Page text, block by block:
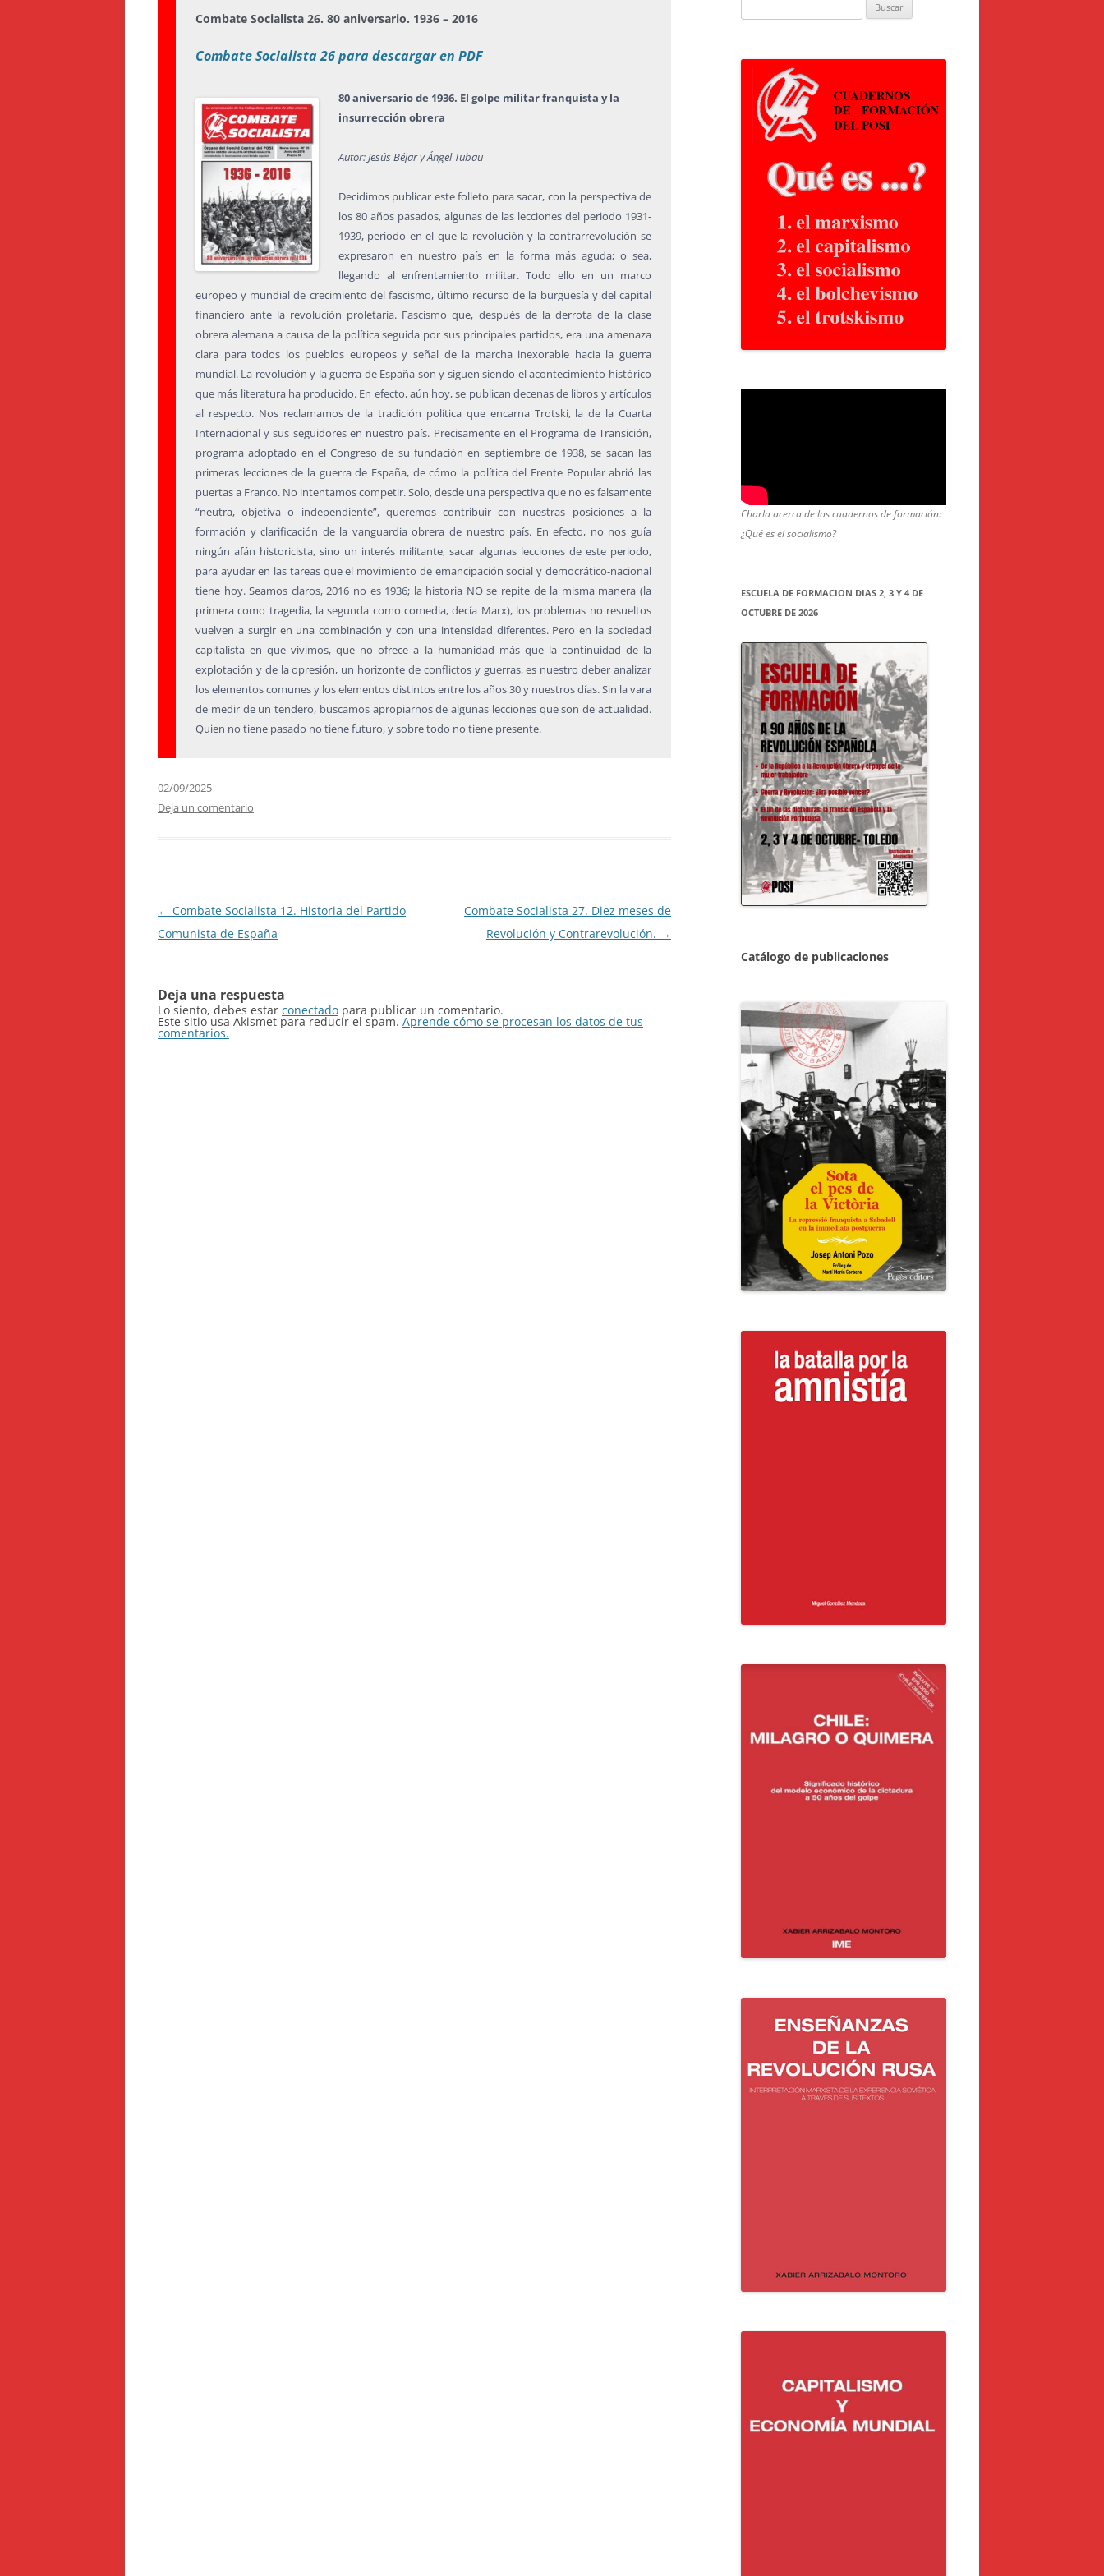
Combate Socialista 26. 80 aniversario. 1936 – 2016
Combate Socialista 26 para descargar en PDF
80 aniversario de 1936. El golpe militar franquista y la
insurrección obrera
Autor: Jesús Béjar y Ángel Tubau
Decidimos publicar este folleto para sacar, con la perspectiva de
los 80 años pasados, algunas de las lecciones del periodo 1931-
1939, periodo en el que la revolución y la contrarrevolución se
expresaron en nuestro país en la forma más aguda; o sea,
llegando al enfrentamiento militar. Todo ello en un marco
europeo y mundial de crecimiento del fascismo, último recurso de la burguesía y del capital
financiero ante la revolución proletaria. Fascismo que, después de la derrota de la clase
obrera alemana a causa de la política seguida por sus principales partidos, era una amenaza
clara para todos los pueblos europeos y señal de la marcha inexorable hacia la guerra
mundial. La revolución y la guerra de España son y siguen siendo el acontecimiento histórico
que más literatura ha producido. En efecto, aún hoy, se publican decenas de libros y artículos
al respecto. Nos reclamamos de la tradición política que encarna Trotski, la de la Cuarta
Internacional y sus seguidores en nuestro país. Precisamente en el Programa de Transición,
programa adoptado en el Congreso de su fundación en septiembre de 1938, se sacan las
primeras lecciones de la guerra de España, de cómo la política del Frente Popular abrió las
puertas a Franco. No intentamos competir. Solo, desde una perspectiva que no es falsamente
“neutra, objetiva o independiente”, queremos contribuir con nuestras posiciones a la
formación y clarificación de la vanguardia obrera de nuestro país. En efecto, no nos guía
ningún afán historicista, sino un interés militante, sacar algunas lecciones de este periodo,
para ayudar en las tareas que el movimiento de emancipación social y democrático-nacional
tiene hoy. Seamos claros, 2016 no es 1936; la historia NO se repite de la misma manera (la
primera como tragedia, la segunda como comedia, decía Marx), los problemas no resueltos
vuelven a surgir en una combinación y con una intensidad diferentes. Pero en la sociedad
capitalista en que vivimos, que no ofrece a la humanidad más que la continuidad de la
explotación y de la opresión, un horizonte de conflictos y guerras, es nuestro deber analizar
los elementos comunes y los elementos distintos entre los años 30 y nuestros días. Sin la vara
de medir de un tendero, buscamos apropiarnos de algunas lecciones que son de actualidad.
Quien no tiene pasado no tiene futuro, y sobre todo no tiene presente.
02/09/2025
Deja un comentario
Navegación
de
← Combate Socialista 12. Historia del Partido
Comunista de España
Combate Socialista 27. Diez meses de
Revolución y Contrarevolución. →
Deja una respuesta
Lo siento, debes estar conectado para publicar un comentario.
Este sitio usa Akismet para reducir el spam. Aprende cómo se procesan los datos de tus
comentarios.
Charla acerca de los cuadernos de formación:
¿Qué es el socialismo?
ESCUELA DE FORMACION DIAS 2, 3 Y 4 DE
OCTUBRE DE 2026
Catálogo de publicaciones